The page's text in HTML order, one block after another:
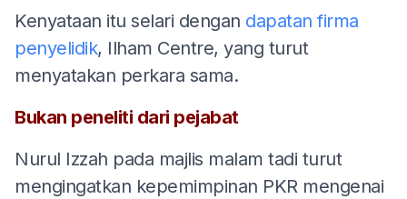
Kenyataan itu selari dengan dapatan firma
penyelidik, Ilham Centre, yang turut
menyatakan perkara sama.
Bukan peneliti dari pejabat
Nurul Izzah pada majlis malam tadi turut
mengingatkan kepemimpinan PKR mengenai